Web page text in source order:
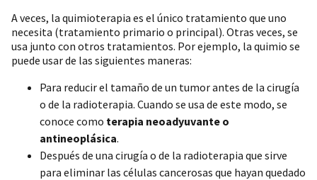
A veces, la quimioterapia es el único tratamiento que uno
necesita (tratamiento primario o principal). Otras veces, se
usa junto con otros tratamientos. Por ejemplo, la quimio se
puede usar de las siguientes maneras:
Para reducir el tamaño de un tumor antes de la cirugía
o de la radioterapia. Cuando se usa de este modo, se
conoce como terapia neoadyuvante o
antineoplásica.
Después de una cirugía o de la radioterapia que sirve
para eliminar las células cancerosas que hayan quedado